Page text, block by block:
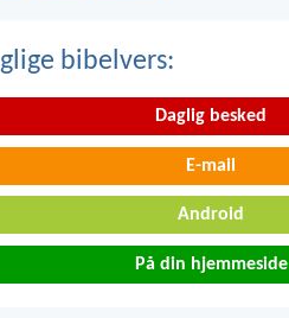
bibelvers:
Daglig besked
E-mail
Android
På din hjemmeside